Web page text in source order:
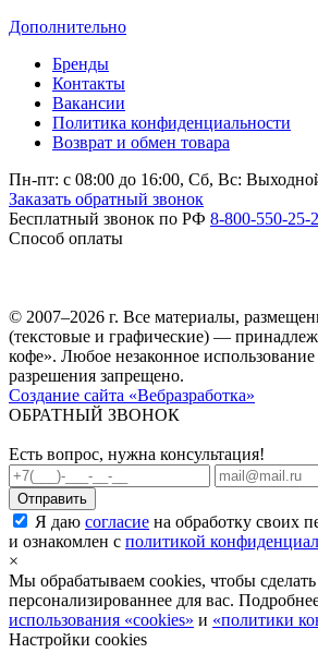
Дополнительно
Бренды
Контакты
Вакансии
Политика конфиденциальности
Возврат и обмен товара
Пн-пт: c 08:00 до 16:00, Сб, Вс:
Заказать обратный звонок
Бесплатный звонок по РФ 8-800-550-25-
Способ оплаты
© 2007–2026 г. Все материалы,
(текстовые и графические) —
кофе». Любое незаконное
разрешения запрещено.
Создание сайта «Вебразработка»
ОБРАТНЫЙ ЗВОНОК
Есть вопрос, нужна консультация!
Я даю согласие на обработку своих
и ознакомлен с политикой
×
Мы обрабатываем cookies, чтобы
персонализированнее для вас.
использования «cookies» и «политики
Настройки cookies